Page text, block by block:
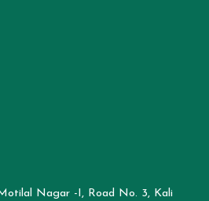
Nagar -I, Road No. 3, Kali